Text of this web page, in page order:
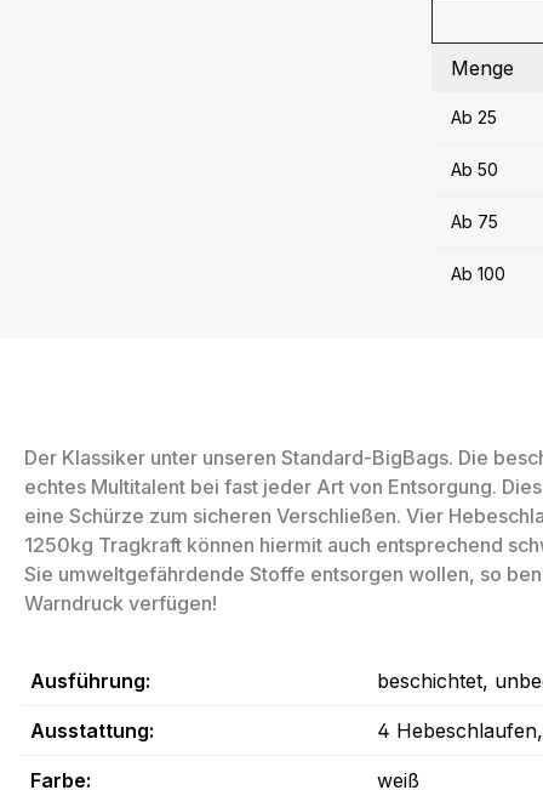
Menge
Ab 25
Ab 50
Ab 75
Ab 100
Der Klassiker unter unseren Standard-BigBags. Die
echtes Multitalent bei fast jeder Art von Entsorgung.
eine Schürze zum sicheren Verschließen. Vier
1250kg Tragkraft können hiermit auch entsprechend
Sie umweltgefährdende Stoffe entsorgen wollen, so
Warndruck verfügen!
Ausführung: beschichtet,
Ausstattung: 4
Farbe: weiß